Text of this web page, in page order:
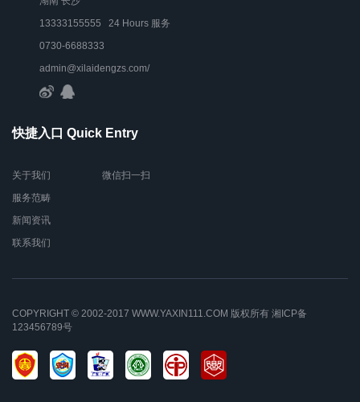
13333155555 24 Hours 服务
0730-6688333
admin@xilaidengzs.com/
快捷入口 Quick Entry
关于我们
服务范畴
新闻资讯
联系我们
微信扫一扫
COPYRIGHT © 2002-2017 WWW.YAXIN111.COM 版权所有 湘ICP备
123456789号